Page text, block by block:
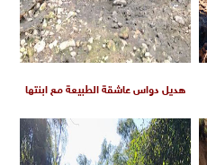
هديل دواس عاشقة الطبيعة مع ابنتها